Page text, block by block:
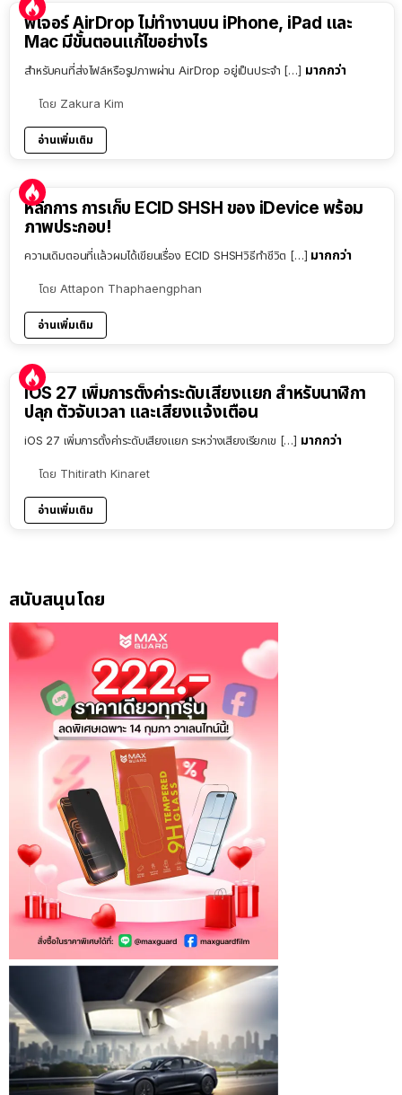
ฟีเจอร์ AirDrop ไม่ทำงานบน iPhone, iPad และ
Mac มีขั้นตอนแก้ไขอย่างไร
สำหรับคนที่ส่งไฟล์หรือรูปภาพผ่าน AirDrop อยู่เป็นประจำ […] มากกว่า
โดย Zakura Kim
อ่านเพิ่มเติม
หลักการ การเก็บ ECID SHSH ของ iDevice พร้อม
ภาพประกอบ!
ความเดิมตอนที่แล้วผมได้เขียนเรื่อง ECID SHSHวิธีทำชีวิต […] มากกว่า
โดย Attapon Thaphaengphan
อ่านเพิ่มเติม
iOS 27 เพิ่มการตั้งค่าระดับเสียงแยก สำหรับนาฬิกา
ปลุก ตัวจับเวลา และเสียงแจ้งเตือน
iOS 27 เพิ่มการตั้งค่าระดับเสียงแยก ระหว่างเสียงเรียกเข […] มากกว่า
โดย Thitirath Kinaret
อ่านเพิ่มเติม
สนับสนุนโดย